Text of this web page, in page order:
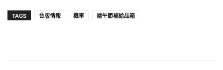
TAGS 台版情報 機率 端午節補給品箱